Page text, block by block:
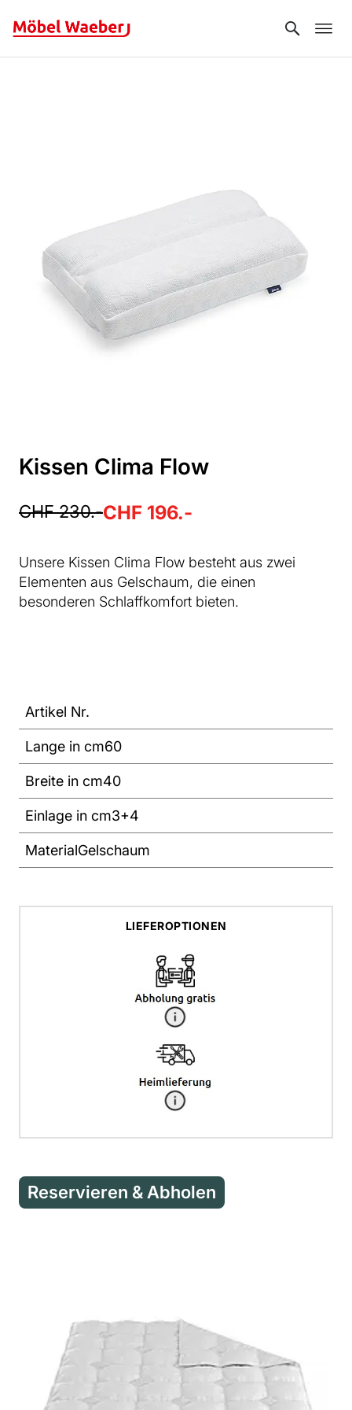
Kissen Clima Flow
CHF 230.-CHF 196.-
Unsere Kissen Clima Flow besteht aus zwei
Elementen aus Gelschaum, die einen
besonderen Schlaffkomfort bieten.
Artikel Nr.
Lange in cm60
Breite in cm40
Einlage in cm3+4
MaterialGelschaum
LIEFEROPTIONEN
Reservieren & Abholen